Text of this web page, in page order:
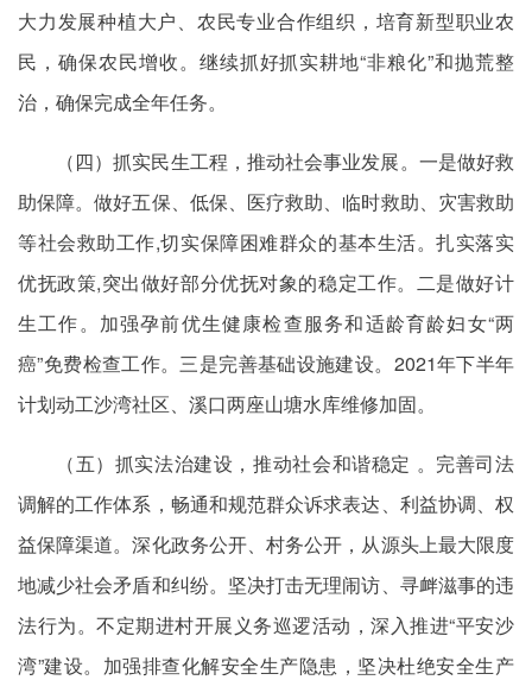
大力发展种植大户、农民专业合作组织，培育新型职业农
民，确保农民增收。继续抓好抓实耕地“非粮化”和抛荒整
治，确保完成全年任务。
（四）抓实民生工程，推动社会事业发展。一是做好救
助保障。做好五保、低保、医疗救助、临时救助、灾害救助
等社会救助工作,切实保障困难群众的基本生活。扎实落实
优抚政策,突出做好部分优抚对象的稳定工作。二是做好计
生工作。加强孕前优生健康检查服务和适龄育龄妇女“两
癌”免费检查工作。三是完善基础设施建设。2021年下半年
计划动工沙湾社区、溪口两座山塘水库维修加固。
（五）抓实法治建设，推动社会和谐稳定 。完善司法
调解的工作体系，畅通和规范群众诉求表达、利益协调、权
益保障渠道。深化政务公开、村务公开，从源头上最大限度
地减少社会矛盾和纠纷。坚决打击无理闹访、寻衅滋事的违
法行为。不定期进村开展义务巡逻活动，深入推进“平安沙
湾”建设。加强排查化解安全生产隐患，坚决杜绝安全生产